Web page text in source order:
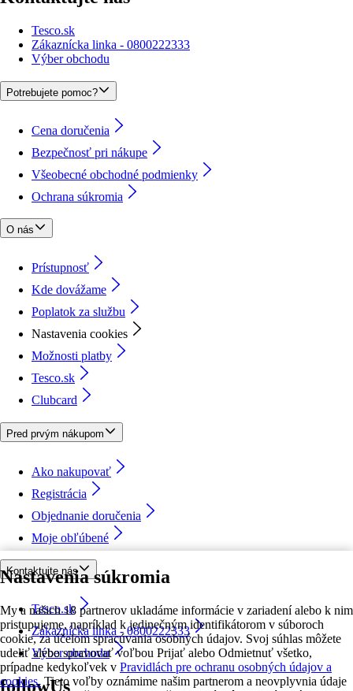
Nastavenia súkromia
My a našich 18 partnerov ukladáme informácie v zariadení alebo k nim
pristupujeme, napríklad k jedinečným identifikátorom v súboroch
cookie, za účelom spracúvania osobných údajov. Svoj súhlas môžete
udeliť alebo spravovať voľbou Prijať alebo Odmietnuť všetko,
prípadne kedykoľvek v Pravidlách pre ochranu osobných údajov a
cookies. Tieto voľby oznámime našim partnerom a neovplyvnia údaje
Tesco.sk
Zákaznícka linka - 0800222333
Výber obchodu
Potrebujete pomoc?
Cena doručenia
Bezpečnosť pri nákupe
Všeobecné obchodné podmienky
Ochrana súkromia
O nás
Prístupnosť
Kde dovážame
Poplatok za službu
Nastavenia cookies
Možnosti platby
Tesco.sk
Clubcard
Pred prvým nákupom
Ako nakupovať
Registrácia
Objednanie doručenia
Moje obľúbené
Kontaktujte nás
Tesco.sk
Zákaznícka linka - 0800222333
Výber obchodu
followUs